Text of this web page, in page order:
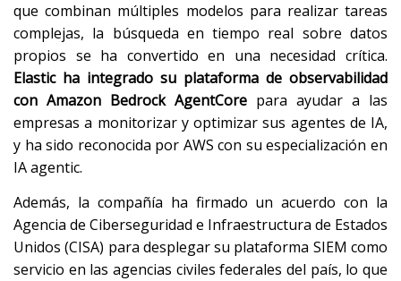
que combinan múltiples modelos para realizar tareas
complejas, la búsqueda en tiempo real sobre datos
propios se ha convertido en una necesidad crítica.
Elastic ha integrado su plataforma de observabilidad
con Amazon Bedrock AgentCore para ayudar a las
empresas a monitorizar y optimizar sus agentes de IA,
y ha sido reconocida por AWS con su especialización en
IA agentic.
Además, la compañía ha firmado un acuerdo con la
Agencia de Ciberseguridad e Infraestructura de Estados
Unidos (CISA) para desplegar su plataforma SIEM como
servicio en las agencias civiles federales del país, lo que